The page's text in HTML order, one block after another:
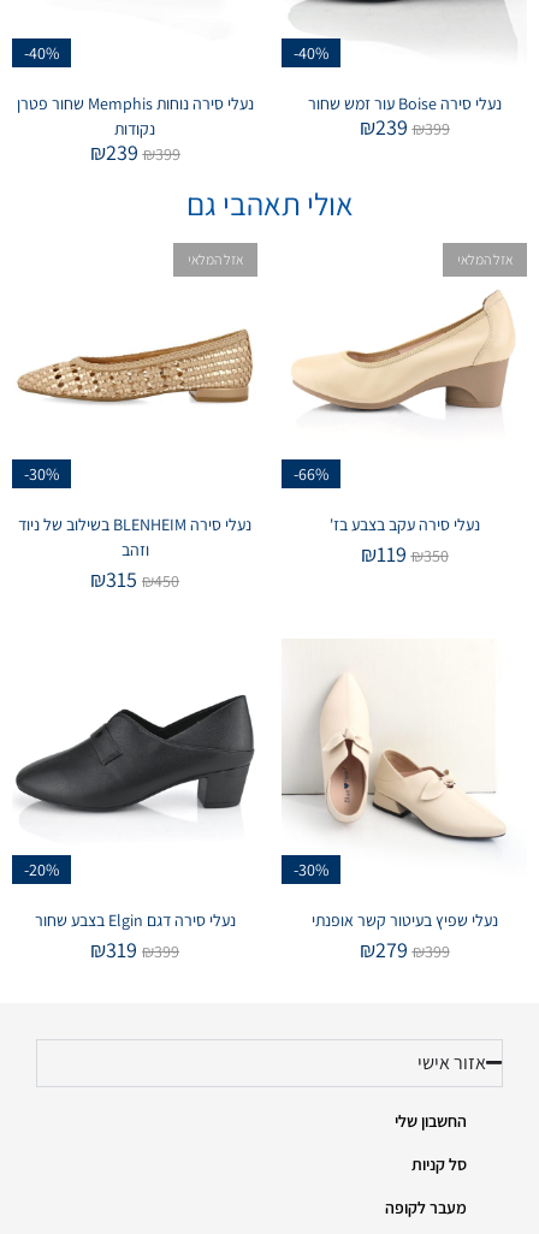
-40%
נעלי סירה Boise עור זמש שחור
₪399
₪239
-40%
נעלי סירה נוחות Memphis שחור פטרן
נקודות
₪399
₪239
אולי תאהבי גם
-66%
אזל המלאי
נעלי סירה עקב בצבע בז'
₪350
₪119
-30%
אזל המלאי
נעלי סירה BLENHEIM בשילוב של ניוד
וזהב
₪450
₪315
-30%
נעלי שפיץ בעיטור קשר אופנתי
₪399
₪279
-20%
נעלי סירה דגם Elgin בצבע שחור
₪399
₪319
אזור אישי
החשבון שלי
סל קניות
מעבר לקופה